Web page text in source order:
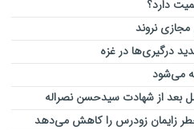
دارد؟
نروند
درگیری‌ها در غزه
می‌شود
بعد از شهادت سیدحسن نصراله
زایمان زودرس را کاهش می‌دهد